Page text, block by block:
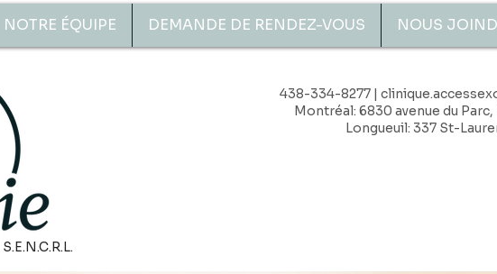
NOTRE ÉQUIPE DEMANDE DE RENDEZ-VOUS NOUS
S.E.N.C.R.L.
438-334-8277 |
Montréal: 6830 avenue du Parc,
Longueuil: 337 St-